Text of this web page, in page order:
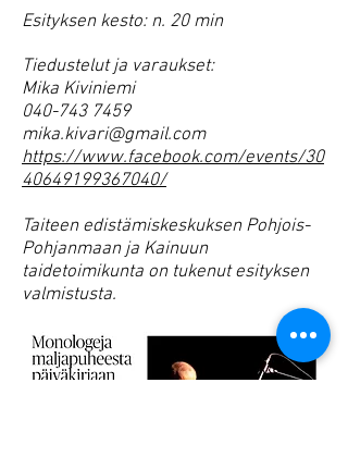
Esityksen kesto: n. 20 min
Tiedustelut ja varaukset:
Mika Kiviniemi
040-743 7459
mika.kivari@gmail.com
https://www.facebook.com/events/30
40649199367040/
Taiteen edistämiskeskuksen Pohjois-
Pohjanmaan ja Kainuun
taidetoimikunta on tukenut esityksen
valmistusta.